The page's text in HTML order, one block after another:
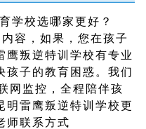
学校选哪家更好？
容，如果，您在孩子
鹰叛逆特训学校有专业
孩子的教育困惑。我们
网监控，全程陪伴孩
明雷鹰叛逆特训学校更
师联系方式